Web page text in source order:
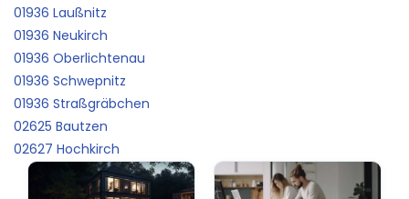
01936 Laußnitz
01936 Neukirch
01936 Oberlichtenau
01936 Schwepnitz
01936 Straßgräbchen
02625 Bautzen
02627 Hochkirch